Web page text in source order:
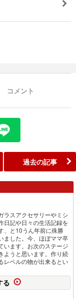
コメント
過去の記事
ラスアクセサリーやミシ
日記や日々の生活記録を
、と10うん年前に殊勝
ました。今、ほぼママ卒
います。お次のステージ
ようと思います。作り続
レベルの物が出来るとい
る